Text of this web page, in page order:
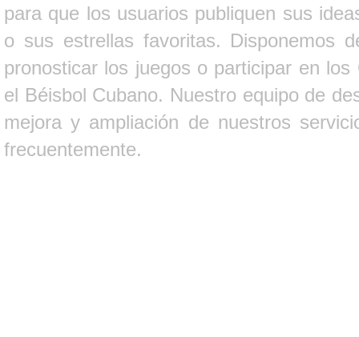
para que los usuarios publiquen sus
o sus estrellas favoritas. Disponemos
pronosticar los juegos o participar en
el Béisbol Cubano. Nuestro equipo de
mejora y ampliación de nuestros
frecuentemente.